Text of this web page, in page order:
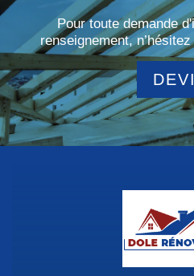
Pour toute demande
renseignement,